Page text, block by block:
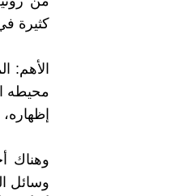
كثيرة
الأهم:
محيطه
وهناك
وسائل